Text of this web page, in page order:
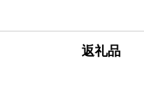
返礼品